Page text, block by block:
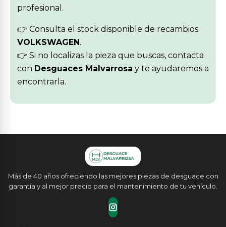
profesional.
👉 Consulta el stock disponible de recambios
VOLKSWAGEN.
👉 Si no localizas la pieza que buscas, contacta
con Desguaces Malvarrosa y te ayudaremos a
encontrarla.
Más de 40 años ofreciendo las mejores piezas de desguace con
garantía y al mejor precio para el mantenimiento de tu vehículo.